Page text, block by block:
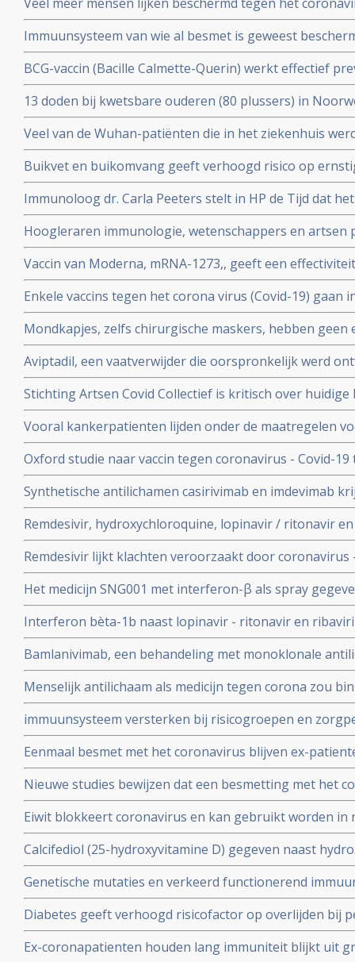
opgebouwd. Blijkt uit onderzoek van bloedbank
bloeddonoren.
gedacht. Door vroegere besmettingen met
immuniteit opgebouwd.
Immuunsysteem van wie al besmet is geweest
uit ons immuunsysteem ook tegen nieuwe mutaties
Braziliaanse mutaties van het coronavirus - Covid-19
BCG-vaccin (Bacille Calmette-Querin) werkt effectief
ziekten – mogelijk ook tegen COVID-19. RADBOUD
uitstekende resultaten uit studie met ouderen.
13 doden bij kwetsbare ouderen (80 plussers) in
vaccin van Pfizer of Moderna.
Veel van de Wuhan-patiënten die in het ziekenhuis
had zes maanden later nog steeds symptomen, zo
Buikvet en buikomvang geeft verhoogd risico op
coronavirus - Covid-19 blijkt uit Nederlandse studie
Immunoloog dr. Carla Peeters stelt in HP de Tijd dat
risico's is. En onderbouwt dat met ervaringen met het
Hoogleraren immunologie, wetenschappers en artsen
vitamine D tegen Covid-19. Er is steeds meer bewijs
coronavirus - Covid-19
Vaccin van Moderna, mRNA-1273,, geeft een
19 blijkt uit een tussenevaluatie.
Enkele vaccins tegen het corona virus (Covid-19) gaan
onderzocht worden na goede resultaten bij groepen
Mondkapjes, zelfs chirurgische maskers, hebben
tientallen gerandomiseerde studies. Dit in
Nederlandse regering van ons eist.
Aviptadil, een vaatverwijder die oorspronkelijk werd
te behandelen geeft betere overleving bij ernstig zieke
procent versus 27 procent
Stichting Artsen Covid Collectief is kritisch over
het coronavirus - Covid-19 en pleit voor veel meer
Vooral kankerpatienten lijden onder de maatregelen
omdat hun behandelingen en diagnoses te lang
Oxford studie naar vaccin tegen coronavirus - Covid-
immuunrespons bij ouderen (55+), de groep met het
Synthetische antilichamen casirivimab en imdevimab
authorization (EUA) voor gebruik bij patienten besmet
met milde klachten
Remdesivir, hydroxychloroquine, lopinavir / ritonavir
geen effect als behandeling van patienten
coronabesmetting.
Remdesivir lijkt klachten veroorzaakt door coronavirus
maar is weinig bewijs voor.
Het medicijn SNG001 met interferon-β als spray
bij patienten besmet met het coronavirus - Covid-19
ziekenhuis.
Interferon bèta-1b naast lopinavir - ritonavir en
behandeling van patiënten met COVID-19 dan
Interferon bèta-1b
Bamlanivimab, een behandeling met monoklonale
met het coronavirus - Covid-19 krijgt toestemming van
uitstekende resultaten.
Menselijk antilichaam als medicijn tegen corona zou
kunnen leveren volgens onderzoekers van Erasmus MC
immuunsysteem versterken bij risicogroepen en
wachten op vaccin, aldus Immunoloog dr. Carla Peeters
Eenmaal besmet met het coronavirus blijven ex-
studie. Immuniteit voor Covid-19-infectie blijft
waarschijnlijk langer dan dat.
Nieuwe studies bewijzen dat een besmetting met het
langdurige immuniteit geeft door IgM en IgA
immuunsysteem
Eiwit blokkeert coronavirus en kan gebruikt worden in
mondkapje zou dan niet meer nodig zijn.
Calcifediol (25-hydroxyvitamine D) gegeven naast
in vroeg stadium van een behandeling voor COVID-
het aantal opnames op de intensive care-afdeling en
Genetische mutaties en verkeerd functionerend
interferon type 1 komt voor bij ca 10 tot 15 procent
Diabetes geeft verhoogd risicofactor op overlijden bij
coronavirus - COVID-19, zelfs na correctie voor
en relevante andere aandoeningen - comorbiditeit
Ex-coronapatienten houden lang immuniteit blijkt uit